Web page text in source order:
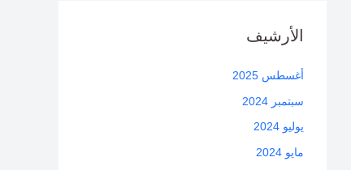
الأرشيف
أغسطس 2025
سبتمبر 2024
يوليو 2024
مايو 2024